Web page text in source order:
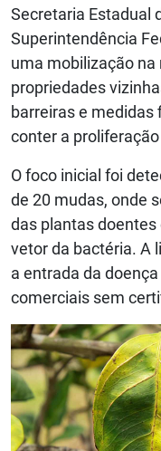
Secretaria Estadual
Superintendência
uma mobilização
propriedades
barreiras e medidas
conter a
O foco inicial foi
de 20 mudas, onde
das plantas
vetor da bactéria. A
a entrada da
comerciais sem